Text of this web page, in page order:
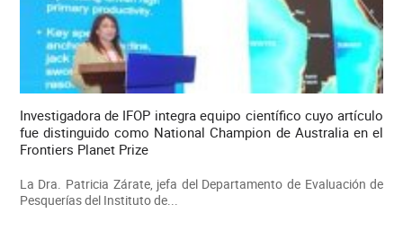
Investigadora de IFOP integra equipo científico cuyo artículo
fue distinguido como National Champion de Australia en el
Frontiers Planet Prize
La Dra. Patricia Zárate, jefa del Departamento de Evaluación de
Pesquerías del Instituto de...